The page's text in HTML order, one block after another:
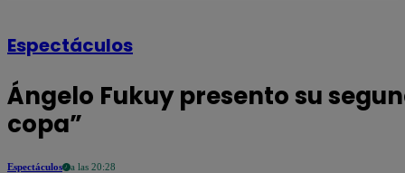
Espectáculos
Ángelo Fukuy presento su
copa”
Espectáculos a las 20:28